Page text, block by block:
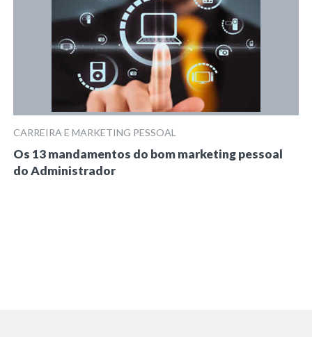
CARREIRA E MARKETING PESSOAL
Os 13 mandamentos do bom marketing pessoal
do Administrador